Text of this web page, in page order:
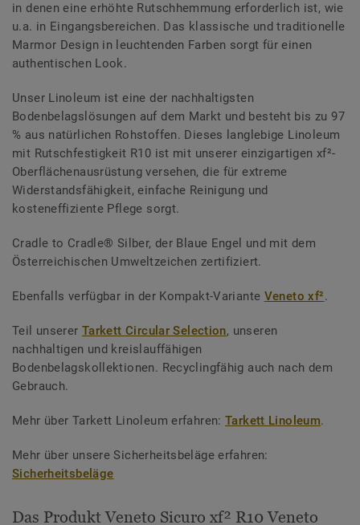
in denen eine erhöhte Rutschhemmung erforderlich ist, wie
u.a. in Eingangsbereichen. Das klassische und traditionelle
Marmor Design in leuchtenden Farben sorgt für einen
authentischen Look.
Unser Linoleum ist eine der nachhaltigsten
Bodenbelagslösungen auf dem Markt und besteht bis zu 97
% aus natürlichen Rohstoffen. Dieses langlebige Linoleum
mit Rutschfestigkeit R10 ist mit unserer einzigartigen xf²-
Oberflächenausrüstung versehen, die für extreme
Widerstandsfähigkeit, einfache Reinigung und
kosteneffiziente Pflege sorgt.
Cradle to Cradle® Silber, der Blaue Engel und mit dem
Österreichischen Umweltzeichen zertifiziert.
Ebenfalls verfügbar in der Kompakt-Variante Veneto xf².
Teil unserer Tarkett Circular Selection, unseren
nachhaltigen und kreislauffähigen
Bodenbelagskollektionen. Recyclingfähig auch nach dem
Gebrauch.
Mehr über Tarkett Linoleum erfahren:Tarkett Linoleum.
Mehr über unsere Sicherheitsbeläge erfahren:
Sicherheitsbeläge
Das Produkt Veneto Sicuro xf² R10 Veneto